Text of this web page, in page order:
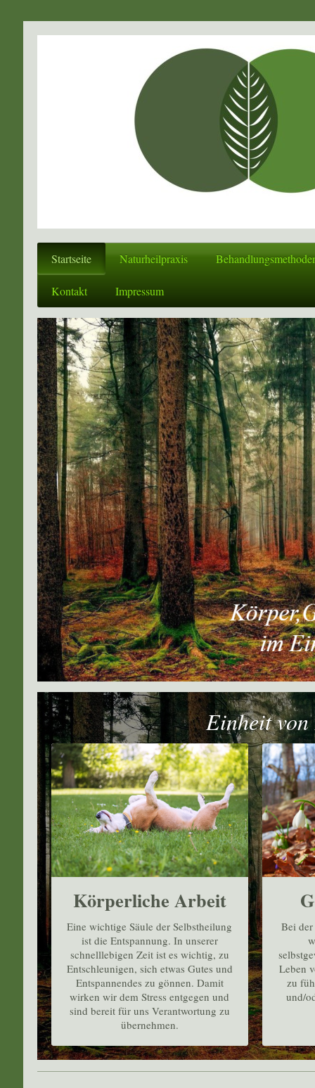
Startseite Naturheilpraxis
Kontakt Impressum
Einheit von
Körperliche Arbeit
Eine wichtige Säule der Selbstheilung
ist die Entspannung. In unserer
schnelllebigen Zeit ist es wichtig, zu
Entschleunigen, sich etwas Gutes und
Entspannendes zu gönnen. Damit
wirken wir dem Stress entgegen und
sind bereit für uns Verantwortung zu
übernehmen.
Bei
Leben
zu
und/